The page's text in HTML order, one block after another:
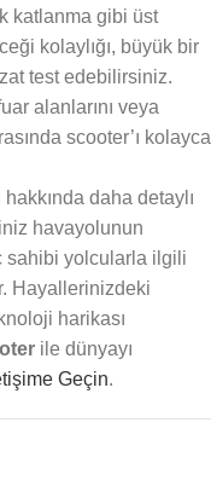
katlanma gibi üst
kolaylığı, büyük bir
test edebilirsiniz.
alanlarını veya
scooter’ı kolayca
daha detaylı
havayolunun
sahibi yolcularla ilgili
Hayallerinizdeki
harikası
ile dünyayı
Geçin.